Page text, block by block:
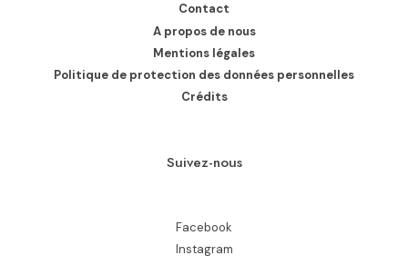
Contact
A propos de nous
Mentions légales
Politique de protection des données personnelles
Crédits
Suivez-nous
Facebook
Instagram